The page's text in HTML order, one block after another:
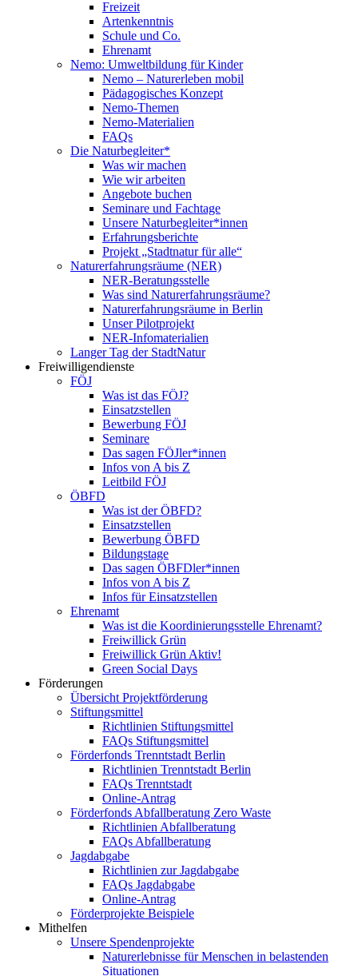
Freizeit
Artenkenntnis
Schule und Co.
Ehrenamt
Nemo: Umweltbildung für Kinder
Nemo – Naturerleben mobil
Pädagogisches Konzept
Nemo-Themen
Nemo-Materialien
FAQs
Die Naturbegleiter*
Was wir machen
Wie wir arbeiten
Angebote buchen
Seminare und Fachtage
Unsere Naturbegleiter*innen
Erfahrungsberichte
Projekt „Stadtnatur für alle“
Naturerfahrungsräume (NER)
NER-Beratungsstelle
Was sind Naturerfahrungsräume?
Naturerfahrungsräume in Berlin
Unser Pilotprojekt
NER-Infomaterialien
Langer Tag der StadtNatur
Freiwilligendienste
FÖJ
Was ist das FÖJ?
Einsatzstellen
Bewerbung FÖJ
Seminare
Das sagen FÖJler*innen
Infos von A bis Z
Leitbild FÖJ
ÖBFD
Was ist der ÖBFD?
Einsatzstellen
Bewerbung ÖBFD
Bildungstage
Das sagen ÖBFDler*innen
Infos von A bis Z
Infos für Einsatzstellen
Ehrenamt
Was ist die Koordinierungsstelle Ehrenamt?
Freiwillick Grün
Freiwillick Grün Aktiv!
Green Social Days
Förderungen
Übersicht Projektförderung
Stiftungsmittel
Richtlinien Stiftungsmittel
FAQs Stiftungsmittel
Förderfonds Trenntstadt Berlin
Richtlinien Trenntstadt Berlin
FAQs Trenntstadt
Online-Antrag
Förderfonds Abfallberatung Zero Waste
Richtlinien Abfallberatung
FAQs Abfallberatung
Jagdabgabe
Richtlinien zur Jagdabgabe
FAQs Jagdabgabe
Online-Antrag
Förderprojekte Beispiele
Mithelfen
Unsere Spendenprojekte
Naturerlebnisse für Menschen in belastenden
Situationen